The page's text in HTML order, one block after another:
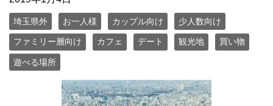
埼玉県外 お一人様 カップル向け 少人数向け
ファミリー層向け カフェ デート 観光地 買い物
遊べる場所